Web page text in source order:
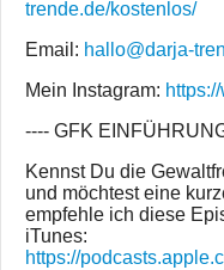
trende.de/kostenlos/
Email: hallo@darja-
Mein Instagram:
---- GFK
Kennst Du die
und möchtest eine
empfehle ich diese
iTunes:
https://